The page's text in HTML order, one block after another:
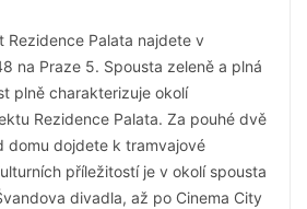
Rezidence Palata najdete v
na Praze 5. Spousta zeleně a plná
plně charakterizuje okolí
Rezidence Palata. Za pouhé dvě
domu dojdete k tramvajové
příležitostí je v okolí spousta
divadla, až po Cinema City